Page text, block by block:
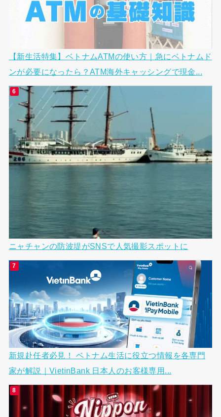
【新生活特集】ベトナムATMの使い方｜急にベトナムド
ンが必要になったら？ATM海外キャッシングで現金...
ニャチャンの防波堤がSNSで人気撮影スポットに
新規赴任者必見！ ベトナム生活に役立つ情報を各専門
家が解説｜VietinBank 日本人のお客様専用...